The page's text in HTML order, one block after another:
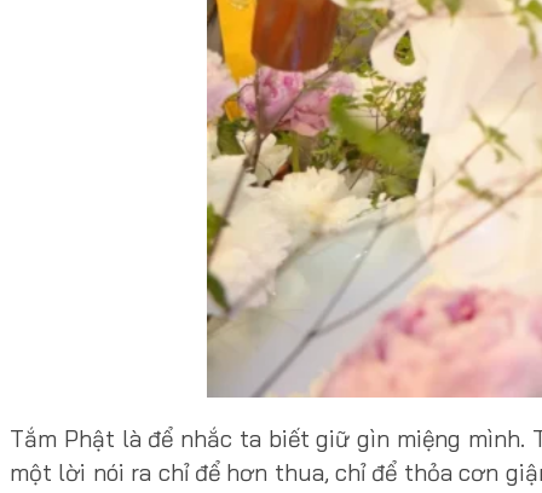
Tắm Phật là để nhắc ta biết giữ gìn miệng
một lời nói ra chỉ để hơn thua, chỉ để thỏa cơn